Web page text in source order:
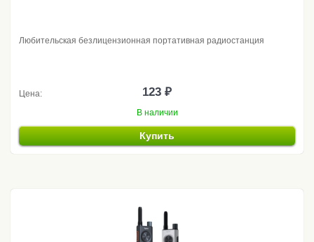
Любительская безлицензионная портативная радиостанция
Цена: 123 ₽
В наличии
Купить